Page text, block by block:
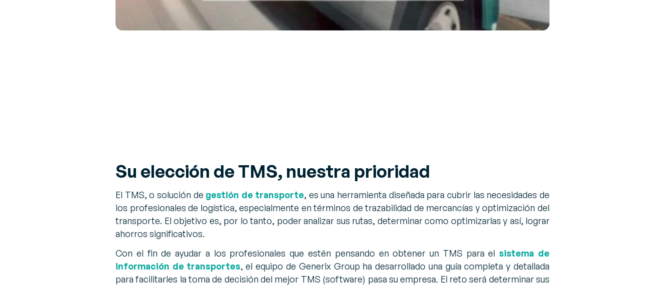
Su elección de TMS, nuestra prioridad
El TMS, o solución de gestión de transporte, es una herramienta diseñada para cubrir las necesidades de
los profesionales de logística, especialmente en términos de trazabilidad de mercancías y optimización del
transporte. El objetivo es, por lo tanto, poder analizar sus rutas, determinar como optimizarlas y así, lograr
ahorros significativos.
Con el fin de ayudar a los profesionales que estén pensando en obtener un TMS para elsistema de
información de transportes, el equipo de Generix Group ha desarrollado una guía completa y detallada
para facilitarles la toma de decisión del mejor TMS (software) pasa su empresa. El reto será determinar sus